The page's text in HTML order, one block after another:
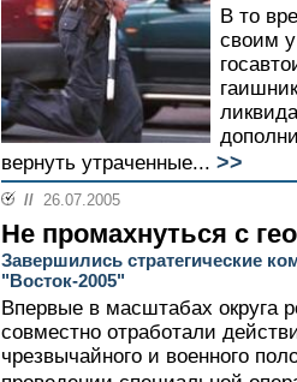
В то
своим
вернуть утраченные... >>
// 26.07.2005
Не промахнуться с
Завершились стратегические
"Восток-2005"
Впервые в масштабах округа
совместно отработали
чрезвычайного и военного